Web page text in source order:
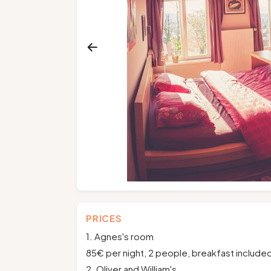
PRICES
1. Agnes's room
85€ per night, 2 people, breakfast